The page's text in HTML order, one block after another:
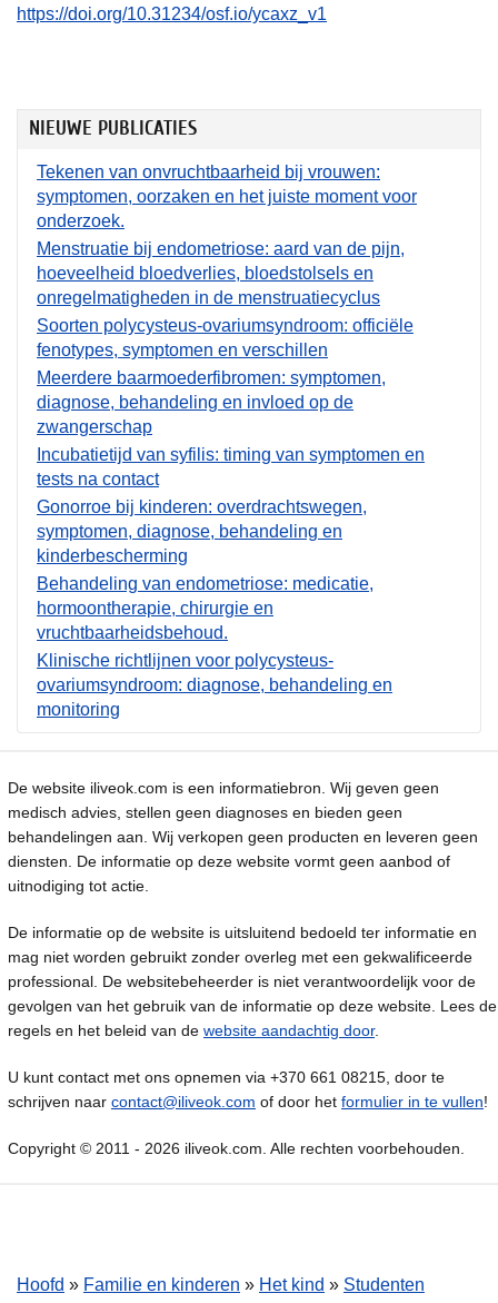
https://doi.org/10.31234/osf.io/ycaxz_v1
NIEUWE PUBLICATIES
Tekenen van onvruchtbaarheid bij vrouwen:
symptomen, oorzaken en het juiste moment voor
onderzoek.
Menstruatie bij endometriose: aard van de pijn,
hoeveelheid bloedverlies, bloedstolsels en
onregelmatigheden in de menstruatiecyclus
Soorten polycysteus-ovariumsyndroom: officiële
fenotypes, symptomen en verschillen
Meerdere baarmoederfibromen: symptomen,
diagnose, behandeling en invloed op de
zwangerschap
Incubatietijd van syfilis: timing van symptomen en
tests na contact
Gonorroe bij kinderen: overdrachtswegen,
symptomen, diagnose, behandeling en
kinderbescherming
Behandeling van endometriose: medicatie,
hormoontherapie, chirurgie en
vruchtbaarheidsbehoud.
Klinische richtlijnen voor polycysteus-
ovariumsyndroom: diagnose, behandeling en
monitoring
De website iliveok.com is een informatiebron. Wij geven geen
medisch advies, stellen geen diagnoses en bieden geen
behandelingen aan. Wij verkopen geen producten en leveren geen
diensten. De informatie op deze website vormt geen aanbod of
uitnodiging tot actie.
De informatie op de website is uitsluitend bedoeld ter informatie en
mag niet worden gebruikt zonder overleg met een gekwalificeerde
professional. De websitebeheerder is niet verantwoordelijk voor de
gevolgen van het gebruik van de informatie op deze website. Lees de
regels en het beleid van de website aandachtig door.
U kunt contact met ons opnemen via +370 661 08215, door te
schrijven naar contact@iliveok.com of door het formulier in te vullen!
Copyright © 2011 - 2026 iliveok.com. Alle rechten voorbehouden.
Hoofd » Familie en kinderen » Het kind » Studenten